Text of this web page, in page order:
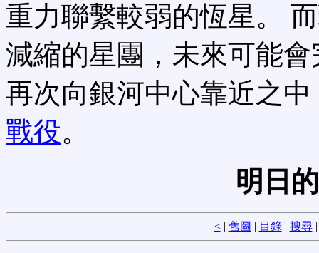
重力聯繫較弱的恆星。
減縮的星團，未來可能會
再次向銀河中心靠近之
戰役。
明日
<| 舊圖 | 目錄| 搜尋